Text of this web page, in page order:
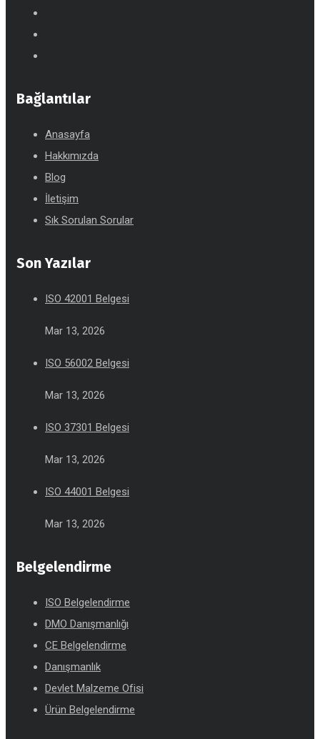
Bağlantılar
Anasayfa
Hakkımızda
Blog
İletişim
Sık Sorulan Sorular
Son Yazılar
ISO 42001 Belgesi
Mar 13, 2026
ISO 56002 Belgesi
Mar 13, 2026
ISO 37301 Belgesi
Mar 13, 2026
ISO 44001 Belgesi
Mar 13, 2026
Belgelendirme
ISO Belgelendirme
DMO Danışmanlığı
CE Belgelendirme
Danışmanlık
Devlet Malzeme Ofisi
Ürün Belgelendirme